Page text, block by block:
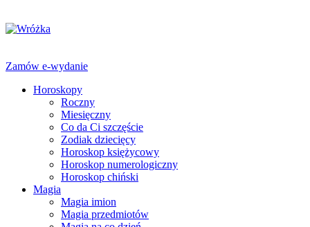
Zamów e-wydanie
Horoskopy
Roczny
Miesięczny
Co da Ci szczęście
Zodiak dziecięcy
Horoskop księżycowy
Horoskop numerologiczny
Horoskop chiński
Magia
Magia imion
Magia przedmiotów